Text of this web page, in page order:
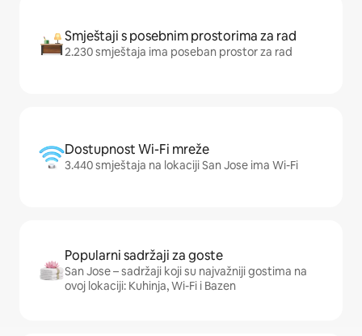
Smještaji s posebnim prostorima za rad
2.230 smještaja ima poseban prostor za rad
Dostupnost Wi-Fi mreže
3.440 smještaja na lokaciji San Jose ima Wi-Fi
Popularni sadržaji za goste
San Jose – sadržaji koji su najvažniji gostima na
ovoj lokaciji: Kuhinja, Wi-Fi i Bazen